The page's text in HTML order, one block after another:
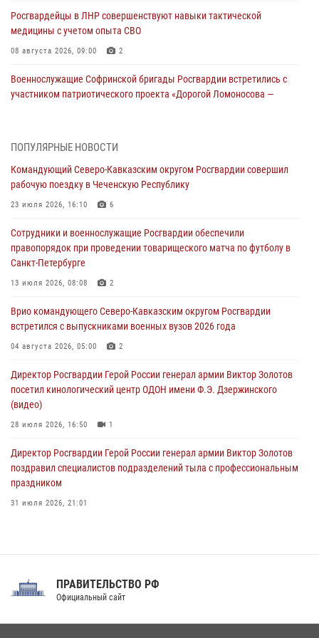
Росгвардейцы в ЛНР совершенствуют навыки тактической
медицины с учетом опыта СВО
08 августа 2026, 09:00 2
Военнослужащие Софринской бригады Росгвардии встретились с
участником патриотического проекта «Дорогой Ломоносова —
Кузбассе
08 августа 2026, 07:00
исполнилось 20 лет
08 августа 2026, 07:00
В Кабардино-Балкарии сотрудники Росгвардии провели турнир по
08 августа 2026, 07:00
В Москве росгвардейцы оказали помощь медикам и девушке с
08 августа 2026, 06:32 1
ПОПУЛЯРНЫЕ НОВОСТИ
Командующий Северо-Кавказским округом Росгвардии совершил
рабочую поездку в Чеченскую Республику
23 июля 2026, 16:10 6
Сотрудники и военнослужащие Росгвардии обеспечили
правопорядок при проведении товарищеского матча по футболу в
Санкт-Петербурге
13 июля 2026, 08:08 2
Врио командующего Северо-Кавказским округом Росгвардии
встретился с выпускниками военных вузов 2026 года
04 августа 2026, 05:00 2
Директор Росгвардии Герой России генерал армии Виктор Золотов
посетил кинологический центр ОДОН имени Ф.Э. Дзержинского
(видео)
28 июля 2026, 16:50 1
Директор Росгвардии Герой России генерал армии Виктор Золотов
поздравил специалистов подразделений тыла с профессиональным
праздником
31 июля 2026, 21:01
Праздник «Один день с Росгвардией» к 105-летию Центрального
ПРАВИТЕЛЬСТВО РФ
Официальный сайт